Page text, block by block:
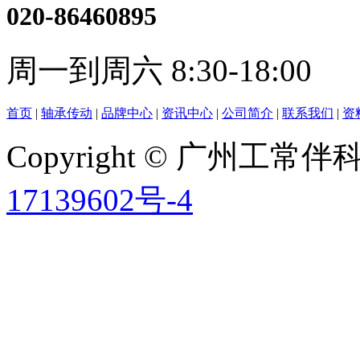
020-86460895
周一到周六 8:30-18:00
首页 | 轴承传动 | 品牌中心 | 资讯中心 | 公司简介 | 联系我们 | 资
Copyright © 广州工常伴
17139602号-4